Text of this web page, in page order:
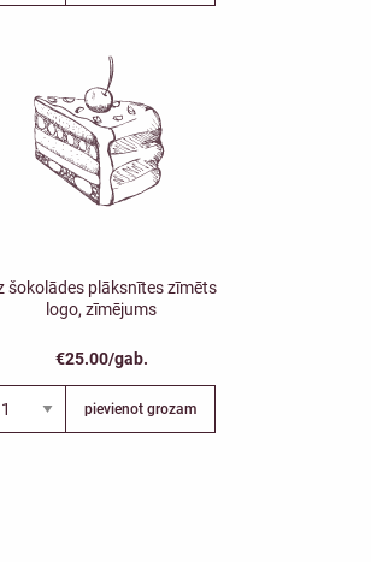
šokolādes plāksnītes zīmēts
logo, zīmējums
€25.00/gab.
pievienot grozam